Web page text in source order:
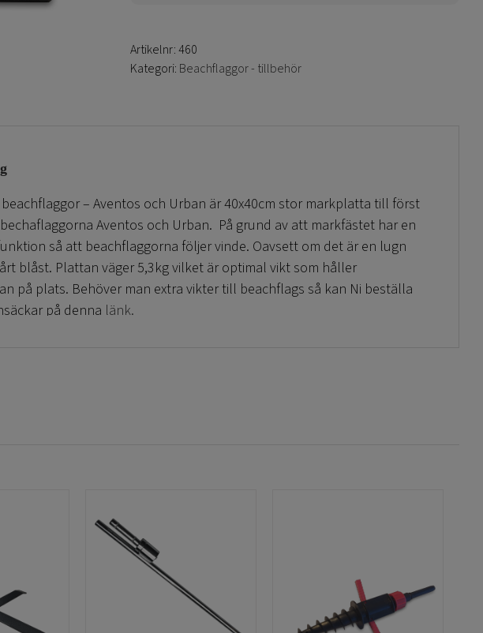
Artikelnr:460
Kategori: Beachflaggor - tillbehör
– Aventos och Urban är 40x40cm stor markplatta till först
Aventos och Urban. På grund av att markfästet har en
så att beachflaggorna följer vinde. Oavsett om det är en lugn
blåst. Plattan väger 5,3kg vilket är optimal vikt som håller
på plats. Behöver man extra vikter till beachflags så kan Ni beställa
på denna länk.